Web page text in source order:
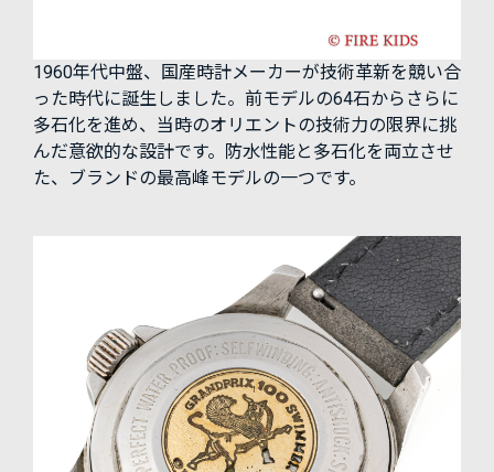
1960年代中盤、国産時計メーカーが技術革新を競い合
った時代に誕生しました。前モデルの64石からさらに
多石化を進め、当時のオリエントの技術力の限界に挑
んだ意欲的な設計です。防水性能と多石化を両立させ
た、ブランドの最高峰モデルの一つです。